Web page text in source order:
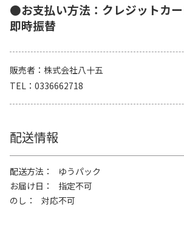
●お支払い方法：クレジットカ
即時振替
販売者
株式会社八十五
TEL
0336662718
配送情報
配送方法
ゆうパック
お届け日
指定不可
のし
対応不可